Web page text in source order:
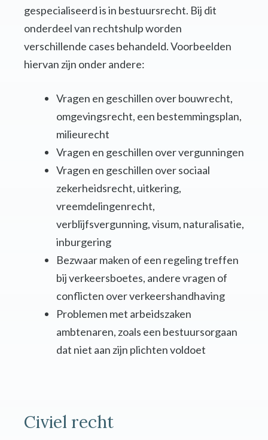
gespecialiseerd is in bestuursrecht. Bij dit
onderdeel van rechtshulp worden
verschillende cases behandeld. Voorbeelden
hiervan zijn onder andere:
Vragen en geschillen over bouwrecht,
omgevingsrecht, een bestemmingsplan,
milieurecht
Vragen en geschillen over vergunningen
Vragen en geschillen over sociaal
zekerheidsrecht, uitkering,
vreemdelingenrecht,
verblijfsvergunning, visum, naturalisatie,
inburgering
Bezwaar maken of een regeling treffen
bij verkeersboetes, andere vragen of
conflicten over verkeershandhaving
Problemen met arbeidszaken
ambtenaren, zoals een bestuursorgaan
dat niet aan zijn plichten voldoet
Civiel recht